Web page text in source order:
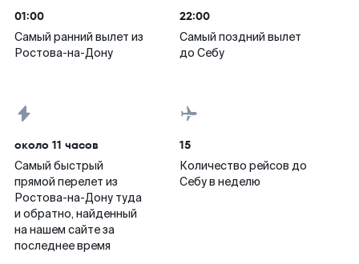
01:00
Самый ранний вылет из
Ростова-на-Дону
22:00
Самый поздний вылет
до Себу
около 11 часов
Самый быстрый
прямой перелет из
Ростова-на-Дону туда
и обратно, найденный
на нашем сайте за
последнее время
15
Количество рейсов до
Себу в неделю